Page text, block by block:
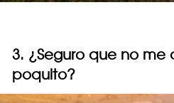
3. ¿Seguro que no me
poquito?